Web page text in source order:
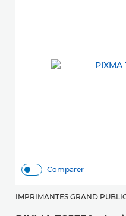
Comparer
IMPRIMANTES GRAND